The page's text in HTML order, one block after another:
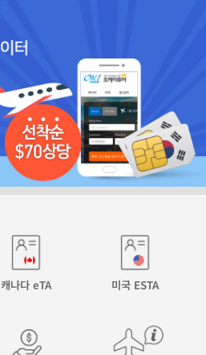
캐나다 eTA 미국 ESTA